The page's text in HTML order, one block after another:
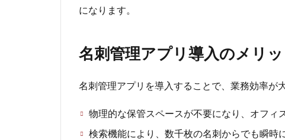
になります。
名刺管理アプリ導入のメリッ
名刺管理アプリを導入することで、業務効率が
物理的な保管スペースが不要になり、オフィ
検索機能により、数千枚の名刺からでも瞬時